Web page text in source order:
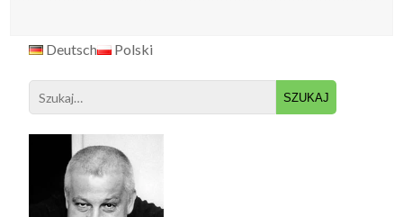
Deutsch Polski
Search
for: